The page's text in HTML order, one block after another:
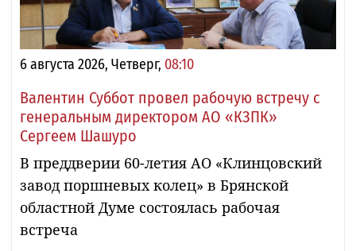
6 августа 2026, Четверг, 08:10
Валентин Суббот провел рабочую встречу с
генеральным директором АО «КЗПК»
Сергеем Шашуро
В преддверии 60-летия АО «Клинцовский
завод поршневых колец» в Брянской
областной Думе состоялась рабочая
встреча